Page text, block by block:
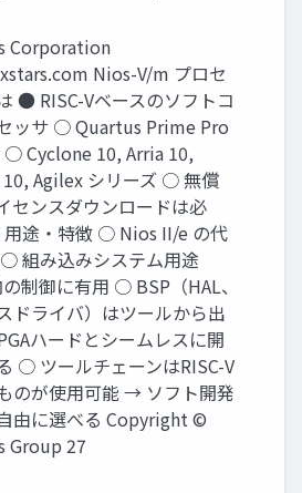
Corporation
Nios-V/m プロセ
● RISC-Vベースのソフトコ
ッサ ○ Quartus Prime Pro
○ Cyclone 10, Arria 10,
Agilex シリーズ ○ 無償
センスダウンロードは必
途・特徴 ○ Nios II/e の代
組み込みシステム用途
の制御に有用 ○ BSP（HAL、
ドライバ）はツールから出
ハードとシームレスに開
○ ツールチェーンはRISC-V
のが使用可能 → ソフト開発
由に選べる Copyright ©
Group 27